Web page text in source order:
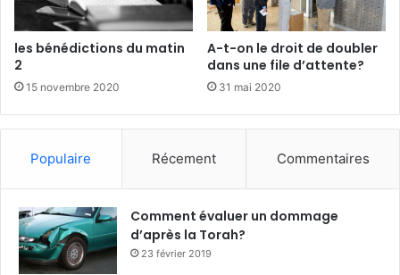
les bénédictions du matin
2
15 novembre 2020
A-t-on le droit de doubler
dans une file d’attente?
31 mai 2020
Populaire Récement Commentaires
Comment évaluer un dommage
d’après la Torah?
23 février 2019